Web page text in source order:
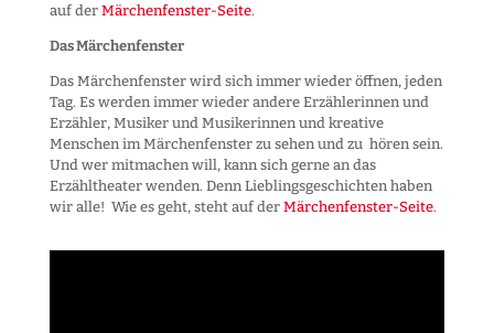
auf der Märchenfenster-Seite.
Das Märchenfenster
Das Märchenfenster wird sich immer wieder öffnen, jeden
Tag. Es werden immer wieder andere Erzählerinnen und
Erzähler, Musiker und Musikerinnen und kreative
Menschen im Märchenfenster zu sehen und zu hören sein.
Und wer mitmachen will, kann sich gerne an das
Erzähltheater wenden. Denn Lieblingsgeschichten haben
wir alle! Wie es geht, steht auf der Märchenfenster-Seite.